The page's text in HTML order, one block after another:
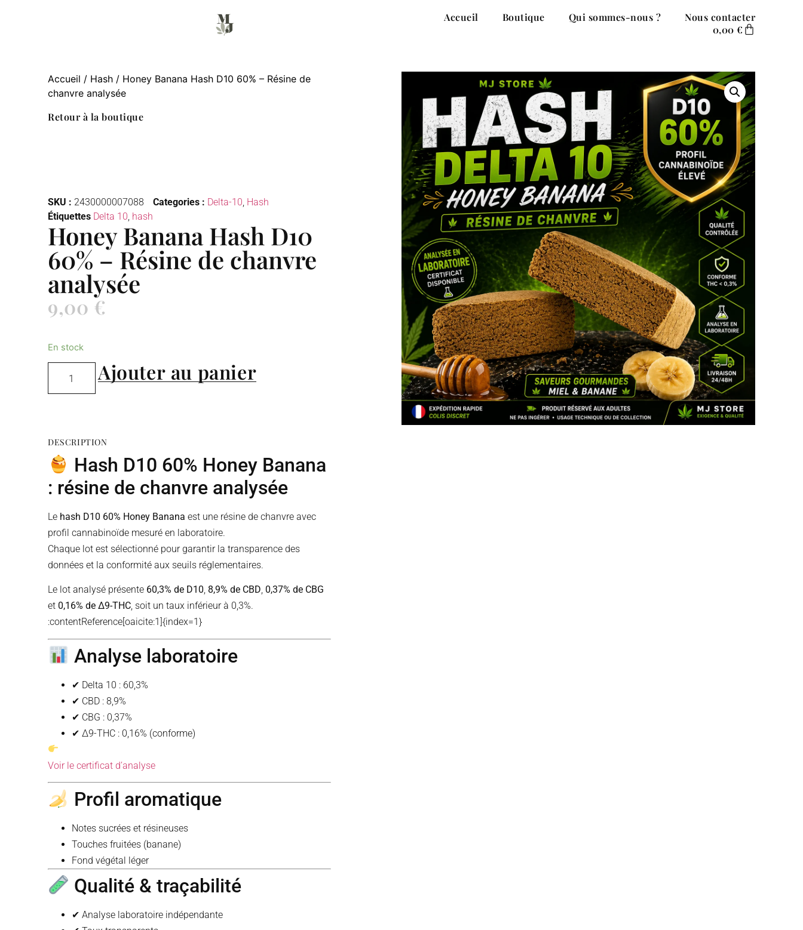
Accueil Boutique Qui sommes-nous ?
Nous contacter
0,00 €
Accueil / Hash / Honey Banana Hash D10 60% – Résine de
chanvre analysée
Retour à la boutique
SKU : 2430000007088 Categories : Delta-10 Hash
Étiquettes Delta 10 hash
Honey Banana Hash D10
60% – Résine de chanvre
analysée
9,00 €
Ajouter au panier
DESCRIPTION
Hash D10 60% Honey Banana
: résine de chanvre analysée
Le hash D10 60% Honey Banana est une résine de chanvre avec
profil cannabinoïde mesuré en laboratoire.
Chaque lot est sélectionné pour garantir la transparence des
données et la conformité aux seuils réglementaires.
Le lot analysé présente 60,3% de D10, 8,9% de CBD, 0,37% de CBG
et 0,16% de Δ9-THC, soit un taux inférieur à 0,3%.
:contentReference[oaicite:1]{index=1}
Analyse laboratoire
✔ Delta 10 : 60,3%
✔ CBD : 8,9%
✔ CBG : 0,37%
✔ Δ9-THC : 0,16% (conforme)
Voir le certificat d’analyse
Profil aromatique
Notes sucrées et résineuses
Touches fruitées (banane)
Fond végétal léger
Qualité & traçabilité
✔ Analyse laboratoire indépendante